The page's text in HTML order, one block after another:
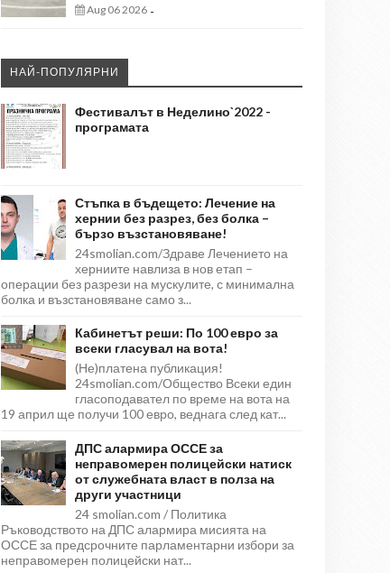
Aug 06 2026 -
НАЙ-ПОПУЛЯРНИ
Фестивалът в Неделино`2022 -
програмата
Стъпка в бъдещето: Лечение на
хернии без разрез, без болка –
бързо възстановяване!
24smolian.com/Здраве Лечението на
херниите навлиза в нов етап –
операции без разрези на мускулите, с минимална
болка и възстановяване само з...
Кабинетът реши: По 100 евро за
всеки гласувал на вота!
(Не)платена публикация!
24smolian.com/Общество Всеки един
гласоподавател по време на вота на
19 април ще получи 100 евро, веднага след кат...
ДПС алармира ОССЕ за
неправомерен полицейски натиск
от служебната власт в полза на
други участници
24 smolian.com / Политика
Ръководството на ДПС алармира мисията на
ОССЕ за предсрочните парламентарни избори за
неправомерен полицейски нат...